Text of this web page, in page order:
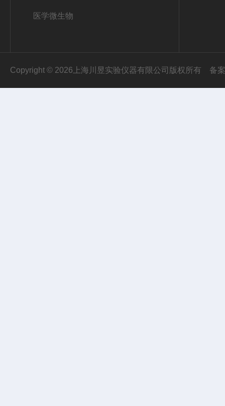
医学微生物
Copyright © 2026上海川昱实验仪器有限公司版权所有 备